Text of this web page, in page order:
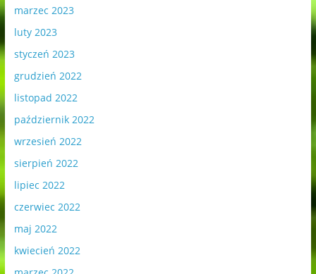
marzec 2023
luty 2023
styczeń 2023
grudzień 2022
listopad 2022
październik 2022
wrzesień 2022
sierpień 2022
lipiec 2022
czerwiec 2022
maj 2022
kwiecień 2022